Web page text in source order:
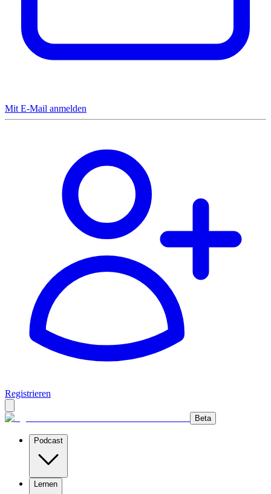
Mit E-Mail anmelden
Registrieren
Beta
Podcast
Lernen